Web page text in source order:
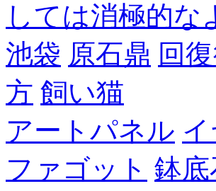
しては消極的な
池袋 原石鼎 回
方 飼い猫
アートパネル
ファゴット 鉢底